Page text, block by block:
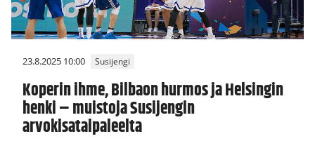
23.8.2025 10:00 Susijengi
Koperin ihme, Bilbaon hurmos ja Helsingin
henki – muistoja Susijengin
arvokisataipaleelta